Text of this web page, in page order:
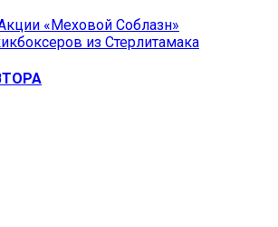
«Меховой Соблазн»
из Стерлитамака